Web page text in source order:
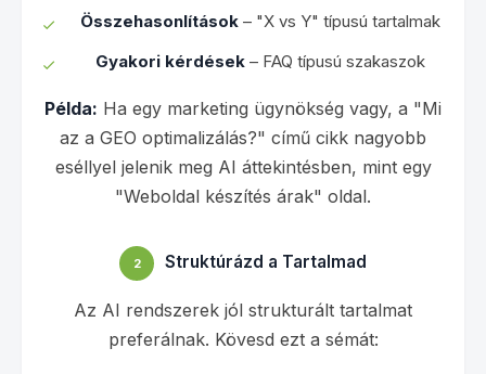
Összehasonlítások – "X vs Y" típusú tartalmak
Gyakori kérdések – FAQ típusú szakaszok
Példa: Ha egy marketing ügynökség vagy, a "Mi
az a GEO optimalizálás?" című cikk nagyobb
eséllyel jelenik meg AI áttekintésben, mint egy
"Weboldal készítés árak" oldal.
2 Struktúrázd a Tartalmad
Az AI rendszerek jól strukturált tartalmat
preferálnak. Kövesd ezt a sémát: